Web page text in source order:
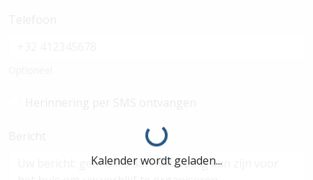
Laden...
Kalender wordt geladen...